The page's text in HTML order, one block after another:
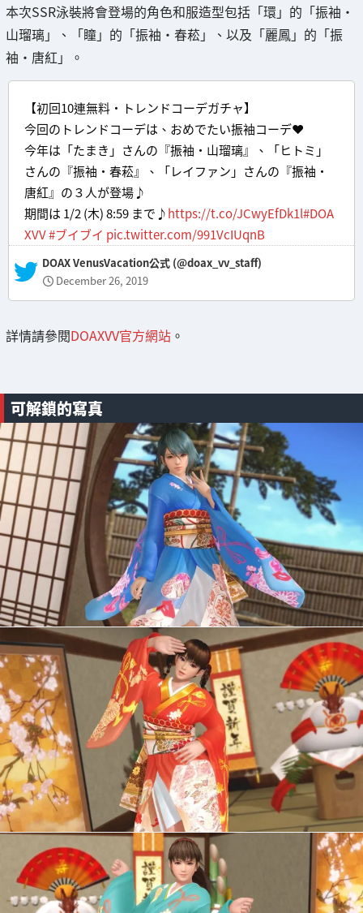
本次SSR泳裝將會登場的角色和服造型包括「環」的「振袖・
山瑠璃」、「瞳」的「振袖・春菘」、以及「麗鳳」的「振
袖・唐紅」。
【初回10連無料・トレンドコーデガチャ】
今回のトレンドコーデは、おめでたい振袖コーデ❤
今年は「たまき」さんの『振袖・山瑠璃』、「ヒトミ」
さんの『振袖・春菘』、「レイファン」さんの『振袖・
唐紅』の３人が登場♪
期間は 1/2 (木) 8:59 まで♪https://t.co/JCwyEfDk1l#DOA
XVV#ブイブイ pic.twitter.com/991VcIUqnB
— DOAX VenusVacation公式 (@doax_vv_staff)
December 26, 2019
詳情請參閱DOAXVV官方網站 。
可解鎖的寫真